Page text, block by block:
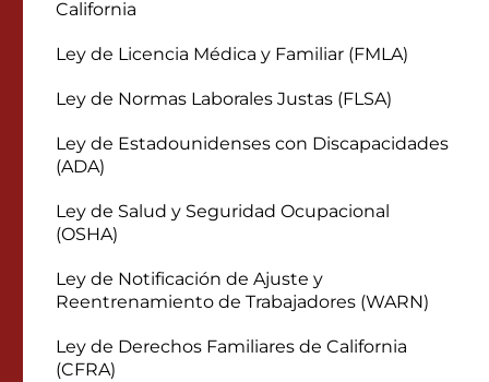
California
Ley de Licencia Médica y Familiar (FMLA)
Ley de Normas Laborales Justas (FLSA)
Ley de Estadounidenses con Discapacidades
(ADA)
Ley de Salud y Seguridad Ocupacional
(OSHA)
Ley de Notificación de Ajuste y
Reentrenamiento de Trabajadores (WARN)
Ley de Derechos Familiares de California
(CFRA)